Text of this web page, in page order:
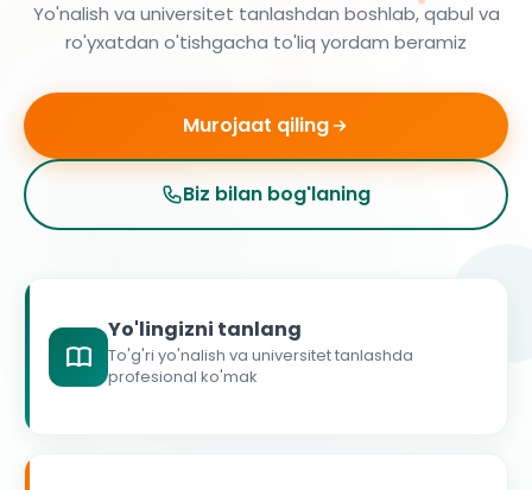
Yo'nalish va universitet tanlashdan boshlab, qabul va
ro'yxatdan o'tishgacha to'liq yordam beramiz
Murojaat qiling
Biz bilan bog'laning
Yo'lingizni tanlang
To'g'ri yo'nalish va universitet tanlashda
profesional ko'mak